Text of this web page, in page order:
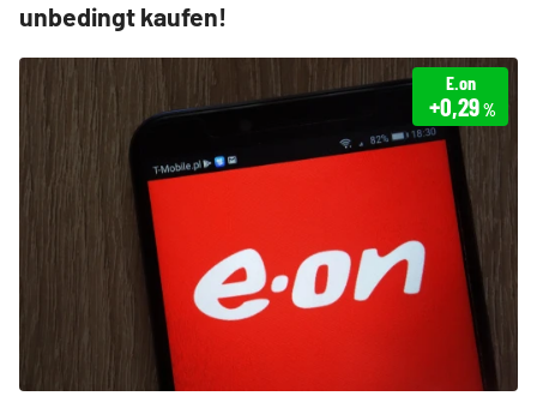
unbedingt kaufen!
E.on
+0,29%